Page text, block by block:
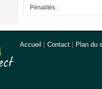
Pénalités :
Accueil Contact Plan du